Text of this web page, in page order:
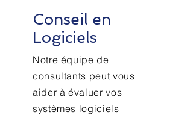
Conseil en
Logiciels
Notre équipe de
consultants peut vous
aider à évaluer vos
systèmes logiciels